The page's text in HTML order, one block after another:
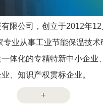
限公司，创立于2012年
专业从事工业节能保温技术
体化的专精特新中小企业
、知识产权贯标企业。
+